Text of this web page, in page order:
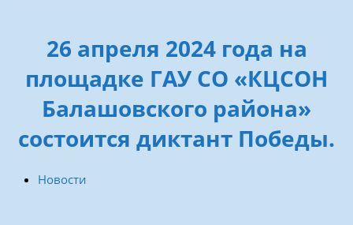
26 апреля 2024 года на
площадке ГАУ СО «КЦСОН
Балашовского района»
состоится диктант Победы.
Новости